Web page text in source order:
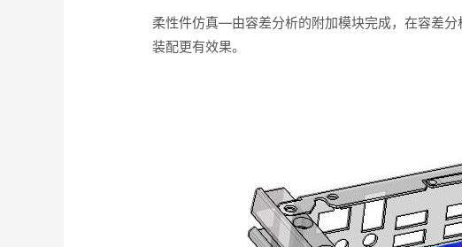
柔性件仿真—由容差分析的附加模块完成，在容差
装配更有效果。